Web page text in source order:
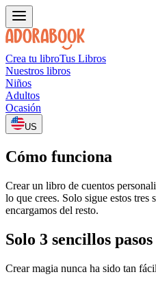
Crea tu libroTus Libros
Nuestros libros
Niños
Adultos
Ocasión
US
Cómo funciona
Crear un libro de cuentos
lo que crees. Solo sigue estos tres
encargamos del resto.
Solo 3 sencillos pasos
Crear magia nunca ha sido tan fácil